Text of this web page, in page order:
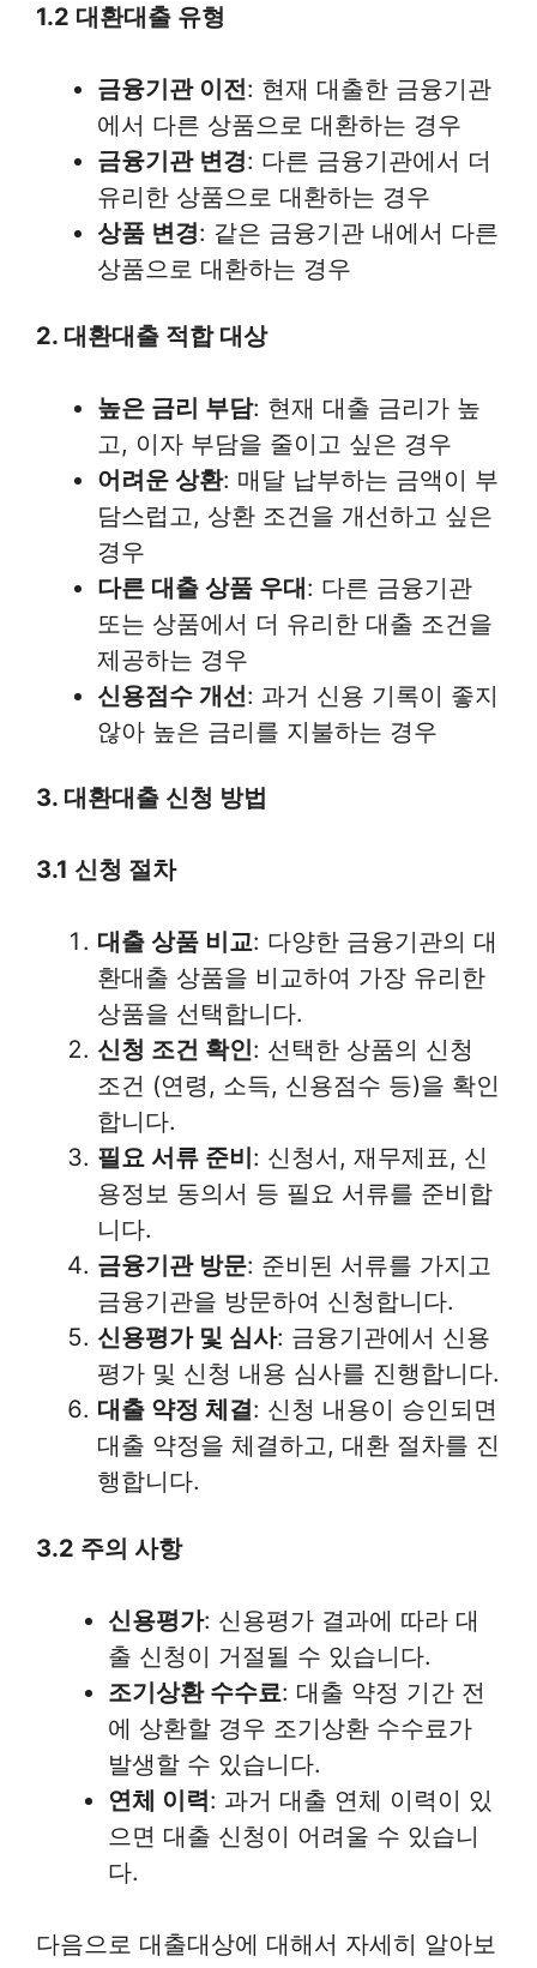
1.2 대환대출 유형
금융기관 이전: 현재 대출한 금융기관
에서 다른 상품으로 대환하는 경우
금융기관 변경: 다른 금융기관에서 더
유리한 상품으로 대환하는 경우
상품 변경: 같은 금융기관 내에서 다른
상품으로 대환하는 경우
2. 대환대출 적합 대상
높은 금리 부담: 현재 대출 금리가 높
고, 이자 부담을 줄이고 싶은 경우
어려운 상환: 매달 납부하는 금액이 부
담스럽고, 상환 조건을 개선하고 싶은
경우
다른 대출 상품 우대: 다른 금융기관
또는 상품에서 더 유리한 대출 조건을
제공하는 경우
신용점수 개선: 과거 신용 기록이 좋지
않아 높은 금리를 지불하는 경우
3. 대환대출 신청 방법
3.1 신청 절차
대출 상품 비교: 다양한 금융기관의 대
환대출 상품을 비교하여 가장 유리한
상품을 선택합니다.
신청 조건 확인: 선택한 상품의 신청
조건 (연령, 소득, 신용점수 등)을 확인
합니다.
필요 서류 준비: 신청서, 재무제표, 신
용정보 동의서 등 필요 서류를 준비합
니다.
금융기관 방문: 준비된 서류를 가지고
금융기관을 방문하여 신청합니다.
신용평가 및 심사: 금융기관에서 신용
평가 및 신청 내용 심사를 진행합니다.
대출 약정 체결: 신청 내용이 승인되면
대출 약정을 체결하고, 대환 절차를 진
행합니다.
3.2 주의 사항
신용평가: 신용평가 결과에 따라 대
출 신청이 거절될 수 있습니다.
조기상환 수수료: 대출 약정 기간 전
에 상환할 경우 조기상환 수수료가
발생할 수 있습니다.
연체 이력: 과거 대출 연체 이력이 있
으면 대출 신청이 어려울 수 있습니
다.
다음으로 대출대상에 대해서 자세히 알아보